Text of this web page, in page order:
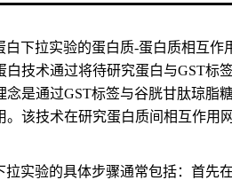
白下拉实验的蛋白质-蛋白质相互
白技术通过将待研究蛋白与GST标
念是通过GST标签与谷胱甘肽琼脂
。该技术在研究蛋白质间相互作用
拉实验的具体步骤通常包括：首先